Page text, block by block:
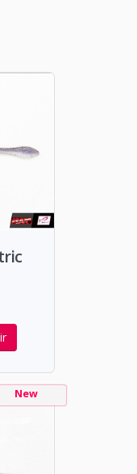
New